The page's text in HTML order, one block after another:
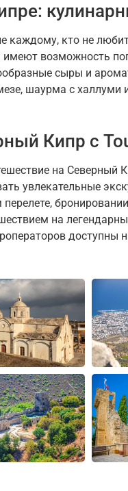
каждому, кто не
возможность
сыры и
шаурма с халлуми
Кипр с
на
увлекательные
на
доступны